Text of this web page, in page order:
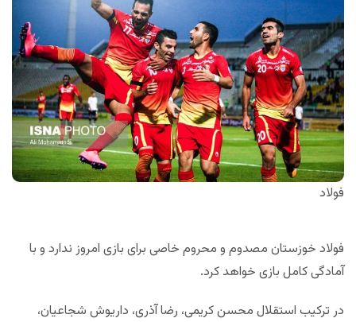
فولاد
فولاد خوزستان مصدوم و محروم خاصی برای بازی امروز ندارد و با
آمادگی کامل بازی خواهد کرد.
در ترکیب استقلال محسن کریمی، رضا آذری، داریوش شجاعیان،